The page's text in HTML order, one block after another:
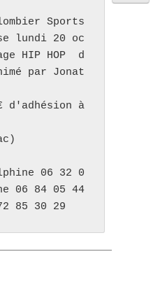
Sports
lundi 20 oc
HIP HOP  d
par Jonat
d'adhésion à
06 32 0
06 84 05 44
85 30 29